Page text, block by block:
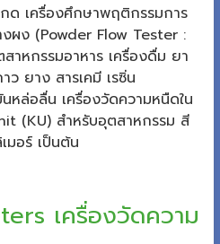
ด เครื่องศึกษาพฤติกรรมการ
ผง (Powder Flow Tester :
าหกรรมอาหาร เครื่องดื่ม ยา
ว ยาง สารเคมี เรซิ่น
หล่อลื่น เครื่องวัดความหนืดใน
(KU) สำหรับอุตสาหกรรม สี
มอร์ เป็นต้น
เครื่องวัดความ